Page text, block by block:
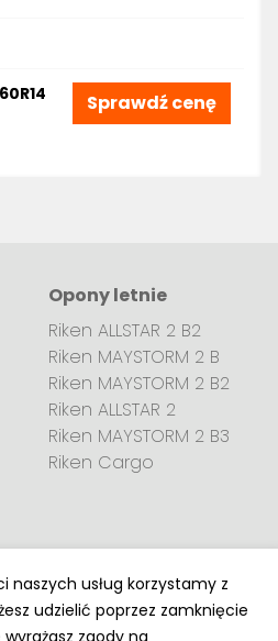
Sprawdź cenę
Opony letnie
Riken ALLSTAR 2 B2
Riken MAYSTORM 2 B
Riken MAYSTORM 2 B2
Riken ALLSTAR 2
Riken MAYSTORM 2 B3
Riken Cargo
naszych usług korzystamy z
udzielić poprzez zamknięcie
zgody na